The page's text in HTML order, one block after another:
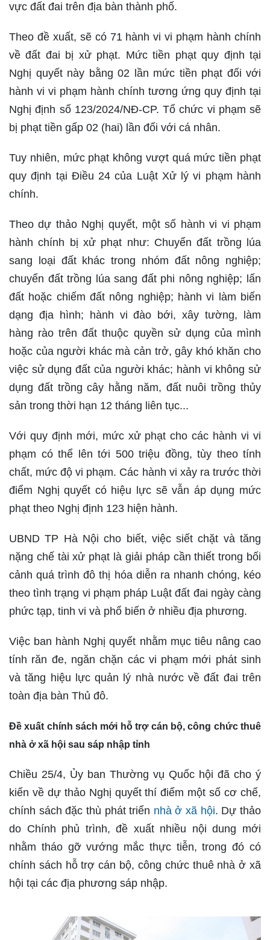
vực đất đai trên địa bàn thành phố.
Theo đề xuất, sẽ có 71 hành vi vi phạm hành chính
về đất đai bị xử phạt. Mức tiền phạt quy định tại
Nghị quyết này bằng 02 lần mức tiền phạt đối với
hành vi vi phạm hành chính tương ứng quy định tại
Nghị định số 123/2024/NĐ-CP. Tổ chức vi phạm sẽ
bị phạt tiền gấp 02 (hai) lần đối với cá nhân.
Tuy nhiên, mức phạt không vượt quá mức tiền phạt
quy định tại Điều 24 của Luật Xử lý vi phạm hành
chính.
Theo dự thảo Nghị quyết, một số hành vi vi phạm
hành chính bị xử phạt như: Chuyển đất trồng lúa
sang loại đất khác trong nhóm đất nông nghiệp;
chuyển đất trồng lúa sang đất phi nông nghiệp; lấn
đất hoặc chiếm đất nông nghiệp; hành vi làm biến
dạng địa hình; hành vi đào bới, xây tường, làm
hàng rào trên đất thuộc quyền sử dụng của mình
hoặc của người khác mà cản trở, gây khó khăn cho
việc sử dụng đất của người khác; hành vi không sử
dụng đất trồng cây hằng năm, đất nuôi trồng thủy
sản trong thời hạn 12 tháng liên tục...
Với quy định mới, mức xử phạt cho các hành vi vi
phạm có thể lên tới 500 triệu đồng, tùy theo tính
chất, mức độ vi phạm. Các hành vi xảy ra trước thời
điểm Nghị quyết có hiệu lực sẽ vẫn áp dụng mức
phạt theo Nghị định 123 hiện hành.
UBND TP Hà Nội cho biết, việc siết chặt và tăng
nặng chế tài xử phạt là giải pháp cần thiết trong bối
cảnh quá trình đô thị hóa diễn ra nhanh chóng, kéo
theo tình trạng vi phạm pháp Luật đất đai ngày càng
phức tạp, tinh vi và phổ biến ở nhiều địa phương.
Việc ban hành Nghị quyết nhằm mục tiêu nâng cao
tính răn đe, ngăn chặn các vi phạm mới phát sinh
và tăng hiệu lực quản lý nhà nước về đất đai trên
toàn địa bàn Thủ đô.
Đề xuất chính sách mới hỗ trợ cán bộ, công chức thuê
nhà ở xã hội sau sáp nhập tỉnh
Chiều 25/4, Ủy ban Thường vụ Quốc hội đã cho ý
kiến về dự thảo Nghị quyết thí điểm một số cơ chế,
chính sách đặc thù phát triển nhà ở xã hội. Dự thảo
do Chính phủ trình, đề xuất nhiều nội dung mới
nhằm tháo gỡ vướng mắc thực tiễn, trong đó có
chính sách hỗ trợ cán bộ, công chức thuê nhà ở xã
hội tại các địa phương sáp nhập.